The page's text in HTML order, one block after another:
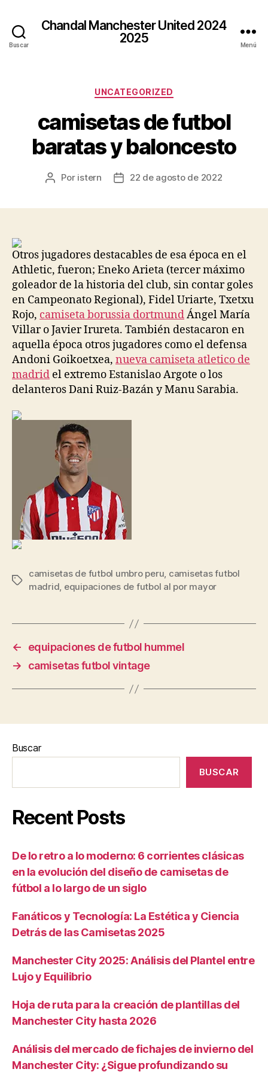
Buscar
Chandal Manchester United 2024
2025
Menú
Categorías
UNCATEGORIZED
camisetas de futbol
baratas y baloncesto
Autor
Por istern
Fecha22 de agosto de 2022
Otros jugadores destacables de esa época en el
Athletic, fueron; Eneko Arieta (tercer máximo
goleador de la historia del club, sin contar goles
en Campeonato Regional), Fidel Uriarte, Txetxu
Rojo, camiseta borussia dortmundÁngel María
Villar o Javier Irureta. También destacaron en
aquella época otros jugadores como el defensa
Andoni Goikoetxea, nueva camiseta atletico de
madrid el extremo Estanislao Argote o los
delanteros Dani Ruiz-Bazán y Manu Sarabia.
Etiquetas
camisetas de futbol umbro peru, camisetas futbol
madrid, equipaciones de futbol al por mayor
←
equipaciones de futbol hummel
→
camisetas futbol vintage
Buscar
BUSCAR
Recent Posts
De lo retro a lo moderno: 6 corrientes clásicas
en la evolución del diseño de camisetas de
fútbol a lo largo de un siglo
Fanáticos y Tecnología: La Estética y Ciencia
Detrás de las Camisetas 2025
Manchester City 2025: Análisis del Plantel entre
Lujo y Equilibrio
Hoja de ruta para la creación de plantillas del
Manchester City hasta 2026
Análisis del mercado de fichajes de invierno del
Manchester City: ¿Sigue profundizando su